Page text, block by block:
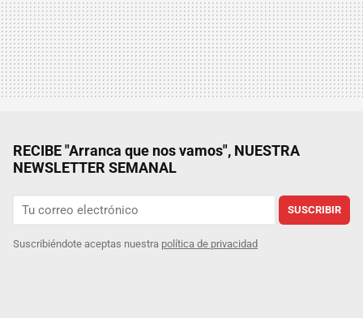
RECIBE "Arranca que nos vamos", NUESTRA
NEWSLETTER SEMANAL
SUSCRIBIR
Suscribiéndote aceptas nuestra política de privacidad